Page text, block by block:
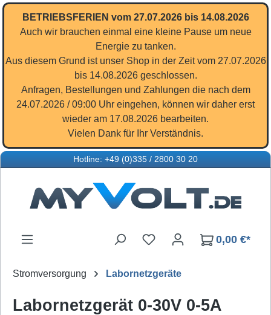
Zum Hauptinhalt springen
BETRIEBSFERIEN vom 27.07.2026 bis 14.08.2026
Auch wir brauchen einmal eine kleine Pause um neue
Energie zu tanken.
Aus diesem Grund ist unser Shop in der Zeit vom 27.07.2026
bis 14.08.2026 geschlossen.
Anfragen, Bestellungen und Zahlungen die nach dem
24.07.2026 / 09:00 Uhr eingehen, können wir daher erst
wieder am 17.08.2026 bearbeiten.
Vielen Dank für Ihr Verständnis.
Hotline: +49 (0)335 / 2800 30 20
Du hast 0 Produkte auf
0,00 €*
Stromversorgung Labornetzgeräte
Labornetzgerät 0-30V 0-5A